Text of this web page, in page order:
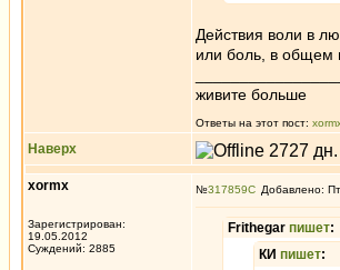
Действия воли в
или боль, в общем
живите больше
Ответы на этот пост:
Наверх
xormx
Зарегистрирован:
19.05.2012
Суждений: 2885
№317859 Добавлено:
Frithegar пишет:
КИ пишет: